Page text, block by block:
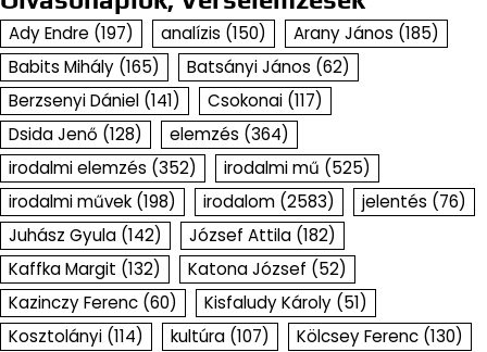
Ady Endre (197) analízis (150) Arany János (185)
Babits Mihály (165) Batsányi János (62)
Berzsenyi Dániel (141) Csokonai (117)
Dsida Jenő (128) elemzés (364)
irodalmi elemzés (352) irodalmi mű (525)
irodalmi művek (198) irodalom (2583) jelentés (76)
Juhász Gyula (142) József Attila (182)
Kaffka Margit (132) Katona József (52)
Kazinczy Ferenc (60) Kisfaludy Károly (51)
Kosztolányi (114) kultúra (107) Kölcsey Ferenc (130)